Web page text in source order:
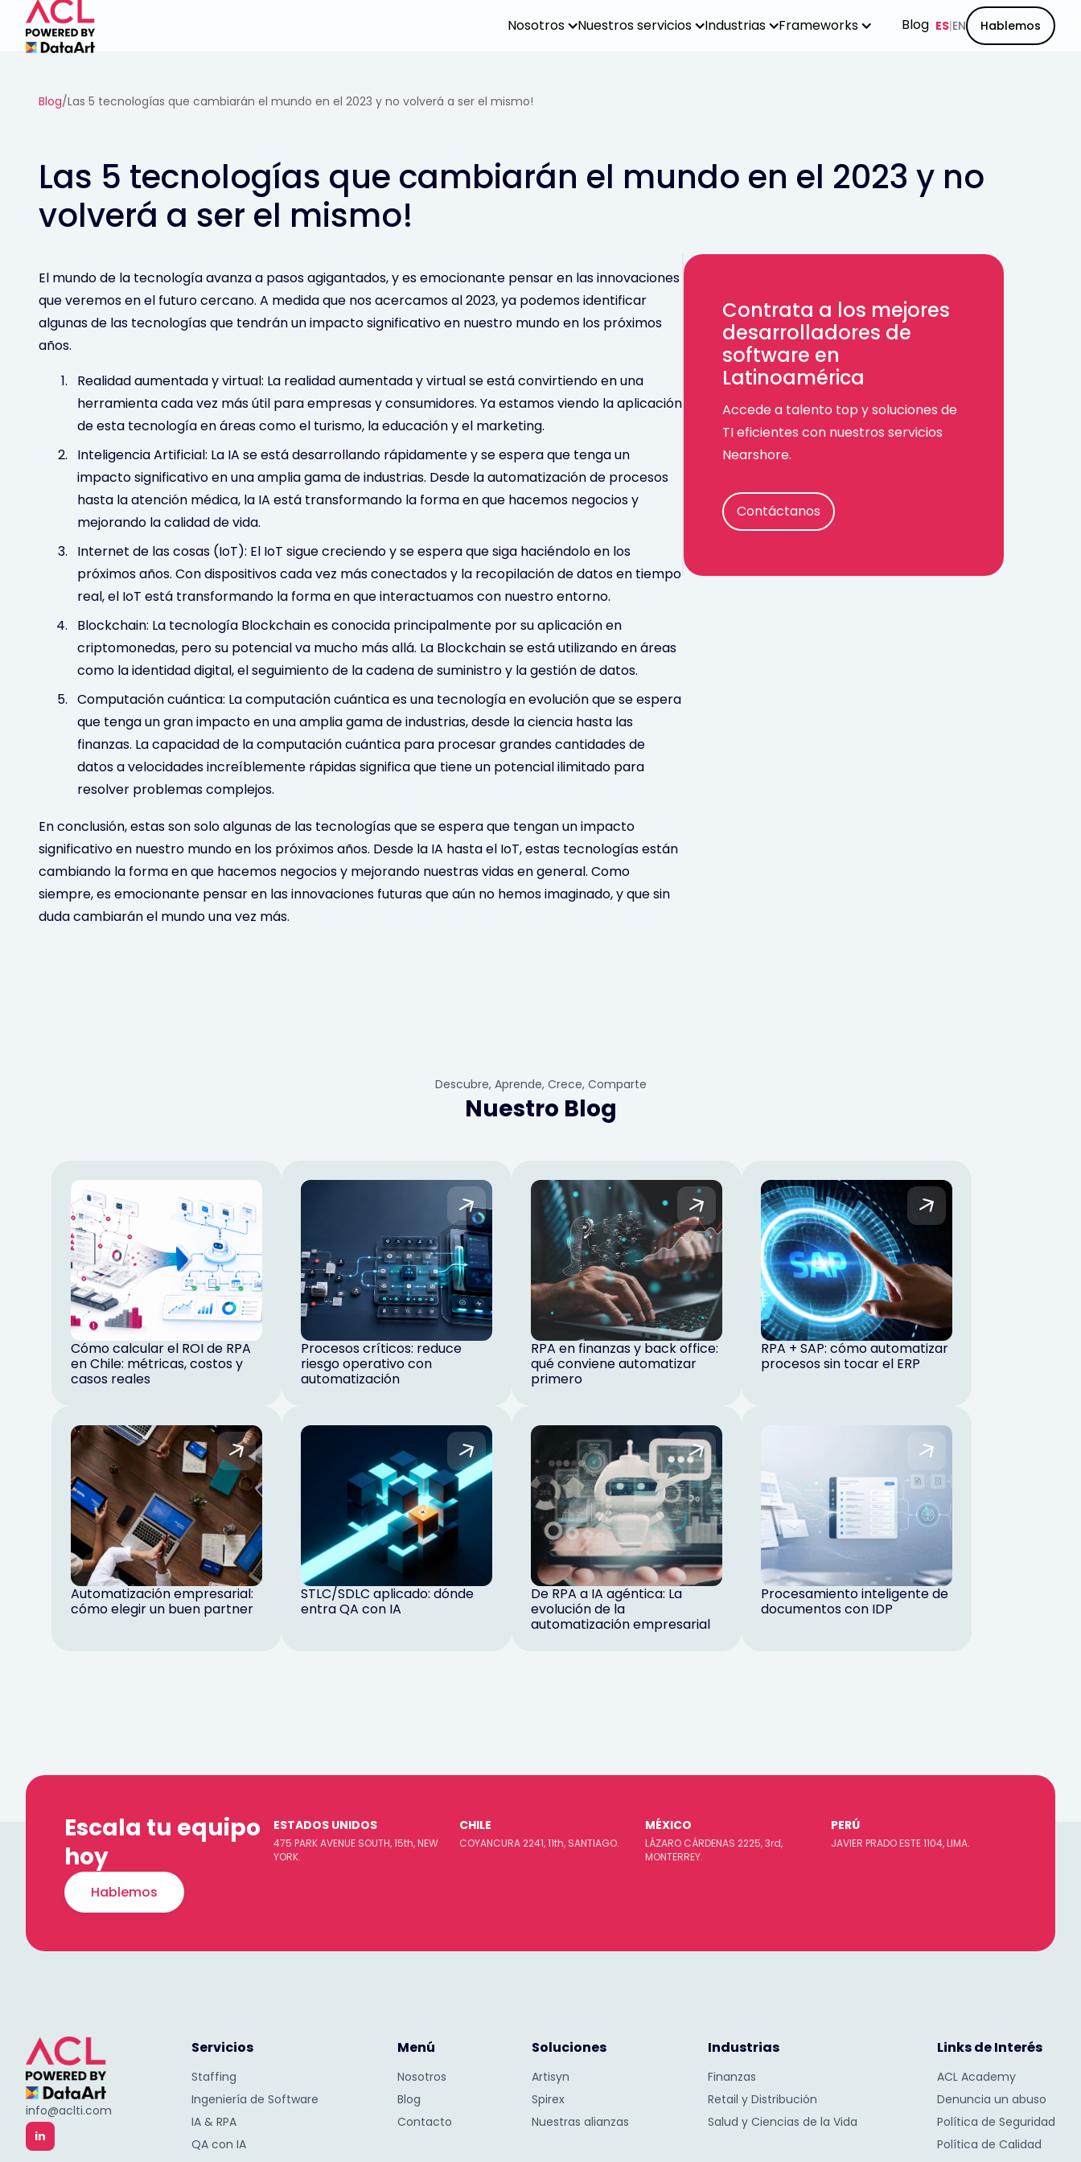
Nosotros Nuestros servicios Industrias Frameworks Blog ES|EN Hablemos
Blog/Las 5 tecnologías que cambiarán el mundo en el 2023 y no volverá a ser el mismo!
Las 5 tecnologías que cambiarán el mundo en el 2023 y no
volverá a ser el mismo!
El mundo de la tecnología avanza a pasos agigantados, y es emocionante pensar en las innovaciones
que veremos en el futuro cercano. A medida que nos acercamos al 2023, ya podemos identificar
algunas de las tecnologías que tendrán un impacto significativo en nuestro mundo en los próximos
años.
Realidad aumentada y virtual: La realidad aumentada y virtual se está convirtiendo en una
herramienta cada vez más útil para empresas y consumidores. Ya estamos viendo la aplicación
de esta tecnología en áreas como el turismo, la educación y el marketing.
Inteligencia Artificial: La IA se está desarrollando rápidamente y se espera que tenga un
impacto significativo en una amplia gama de industrias. Desde la automatización de procesos
hasta la atención médica, la IA está transformando la forma en que hacemos negocios y
mejorando la calidad de vida.
Internet de las cosas (IoT): El IoT sigue creciendo y se espera que siga haciéndolo en los
próximos años. Con dispositivos cada vez más conectados y la recopilación de datos en tiempo
real, el IoT está transformando la forma en que interactuamos con nuestro entorno.
Blockchain: La tecnología Blockchain es conocida principalmente por su aplicación en
criptomonedas, pero su potencial va mucho más allá. La Blockchain se está utilizando en áreas
como la identidad digital, el seguimiento de la cadena de suministro y la gestión de datos.
Computación cuántica: La computación cuántica es una tecnología en evolución que se espera
que tenga un gran impacto en una amplia gama de industrias, desde la ciencia hasta las
finanzas. La capacidad de la computación cuántica para procesar grandes cantidades de
datos a velocidades increíblemente rápidas significa que tiene un potencial ilimitado para
resolver problemas complejos.
En conclusión, estas son solo algunas de las tecnologías que se espera que tengan un impacto
significativo en nuestro mundo en los próximos años. Desde la IA hasta el IoT, estas tecnologías están
cambiando la forma en que hacemos negocios y mejorando nuestras vidas en general. Como
siempre, es emocionante pensar en las innovaciones futuras que aún no hemos imaginado, y que sin
duda cambiarán el mundo una vez más.
Contrata a los mejores
desarrolladores de
software en
Latinoamérica
Accede a talento top y soluciones de
TI eficientes con nuestros servicios
Nearshore.
Contáctanos
Descubre, Aprende, Crece, Comparte
Nuestro Blog
Cómo calcular el ROI de RPA
en Chile: métricas, costos y
casos reales
Procesos críticos: reduce
riesgo operativo con
automatización
RPA en finanzas y back office:
qué conviene automatizar
primero
RPA + SAP: cómo automatizar
procesos sin tocar el ERP
Automatización empresarial:
cómo elegir un buen partner
STLC/SDLC aplicado: dónde
entra QA con IA
De RPA a IA agéntica: La
evolución de la
automatización empresarial
Procesamiento inteligente de
documentos con IDP
Escala tu equipo
hoy
Hablemos
ESTADOS UNIDOS
475 PARK AVENUE SOUTH, 15th, NEW
YORK.
CHILE
COYANCURA 2241, 11th, SANTIAGO.
MÉXICO
LÁZARO CÁRDENAS 2225, 3rd,
MONTERREY.
PERÚ
JAVIER PRADO ESTE 1104, LIMA.
info@aclti.com
in
Servicios
Staffing
Ingeniería de Software
IA & RPA
QA con IA
Menú
Nosotros
Blog
Contacto
Soluciones
Artisyn
Spirex
Nuestras alianzas
Industrias
Finanzas
Retail y Distribución
Salud y Ciencias de la Vida
Links de Interés
ACL Academy
Denuncia un abuso
Política de Seguridad
Política de Calidad